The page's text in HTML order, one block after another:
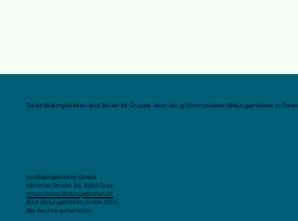
Die bit BildungsWelten sind Teil der bit Gruppe, einer der größten privaten Bildungsanbieter in
bit BildungsWelten GmbH,
Kärntner Straße 311, 8054 Graz
https://www.BildungsWelten.at
© bit BildungsWelten GmbH 2024.
Alle Rechte vorbehalten.